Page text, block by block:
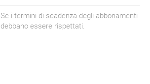
Se i termini di scadenza degli abbonamenti
debbano essere rispettati.